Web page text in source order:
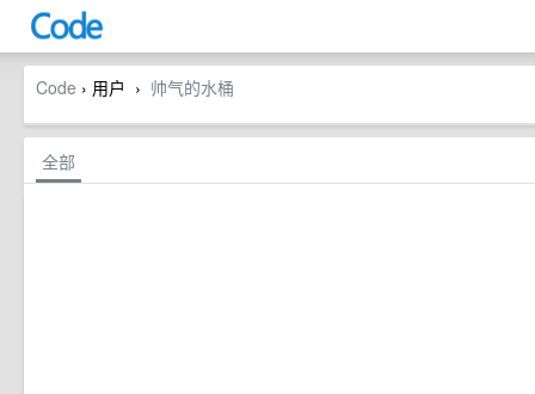
Code › 用户 › 帅气的水桶
全部